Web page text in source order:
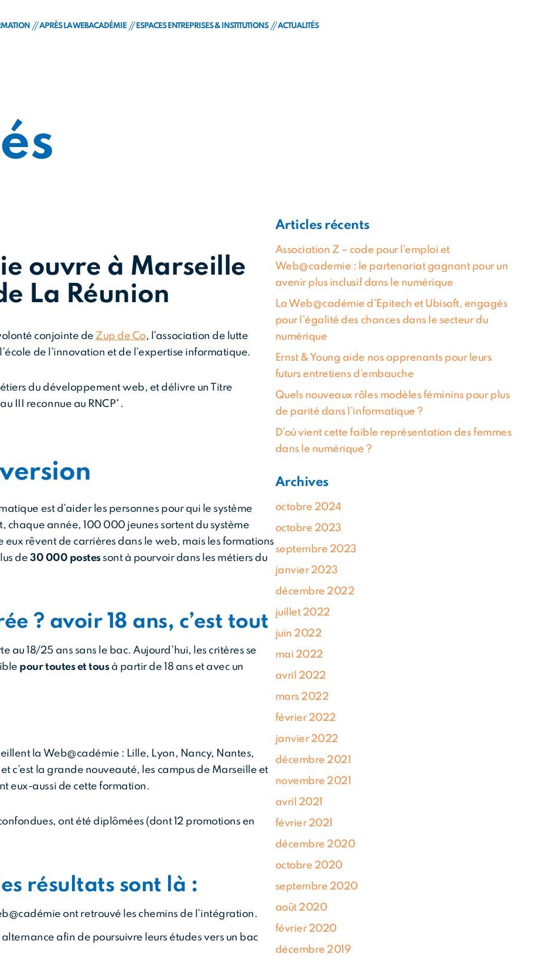
titre RNCP
APRÈS LA WEBACADÉMIE ESPACES ENTREPRISES & INSTITUTIONS ACTUALITÉS
ouvre à Marseille
La Réunion
conjointe de Zup de Co, l’association de lutte
de l’innovation et de l’expertise informatique.
du développement web, et délivre un Titre
III reconnue au RNCP*.
est d’aider les personnes pour qui le système
chaque année, 100 000 jeunes sortent du système
rêvent de carrières dans le web, mais les formations
de 30 000 postessont à pourvoir dans les métiers du
? avoir 18 ans, c’est tout
au 18/25 ans sans le bac. Aujourd’hui, les critères se
pour toutes et tousà partir de 18 ans et avec un
la Web@cadémie : Lille, Lyon, Nancy, Nantes,
c’est la grande nouveauté, les campus de Marseille et
eux-aussi de cette formation.
ont été diplômées (dont 12 promotions en
résultats sont là :
ont retrouvé les chemins de l’intégration.
afin de poursuivre leurs études vers un bac
Articles récents
Association Z – code pour l’emploi et
Web@cademie : le partenariat gagnant pour un
avenir plus inclusif dans le numérique
La Web@cadémie d’Epitech et Ubisoft, engagés
pour l’égalité des chances dans le secteur du
numérique
Ernst & Young aide nos apprenants pour leurs
futurs entretiens d’embauche
Quels nouveaux rôles modèles féminins pour plus
de parité dans l’informatique ?
D’où vient cette faible représentation des femmes
dans le numérique ?
Archives
octobre 2024
octobre 2023
septembre 2023
janvier 2023
décembre 2022
juillet 2022
juin 2022
mai 2022
avril 2022
mars 2022
février 2022
janvier 2022
décembre 2021
novembre 2021
avril 2021
février 2021
décembre 2020
octobre 2020
septembre 2020
août 2020
février 2020
décembre 2019